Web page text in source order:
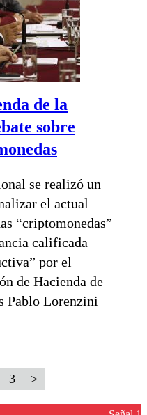
de la
sobre
se realizó un
el actual
“criptomonedas”
calificada
por el
de Hacienda de
Pablo Lorenzini
3 >